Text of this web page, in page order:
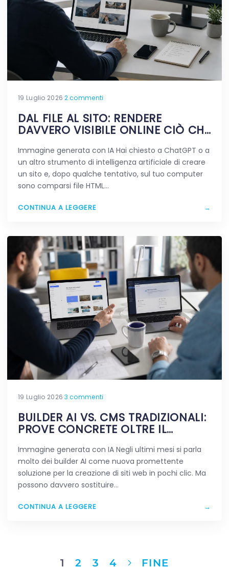
19 Luglio 2026·2 commenti
DAL FILE AL SITO: RENDERE
DAVVERO VISIBILE ONLINE CIÒ CHE
Immagine generata con IA Hai chiesto a ChatGPT o a
un altro strumento di intelligenza artificiale di creare
un sito e, dopo qualche tentativo, sul tuo computer
sono comparsi file HTML…
CONTINUA A LEGGERE →
19 Luglio 2026·3 commenti
BUILDER AI VS. CMS TRADIZIONALI:
PROVE CONCRETE OLTRE IL
Immagine generata con IA Negli ultimi mesi si parla
molto dei builder AI come nuova promettente
soluzione per la creazione di siti web in pochi clic. Ma
possono davvero sostituire…
CONTINUA A LEGGERE →
1 2 3 4 FINE